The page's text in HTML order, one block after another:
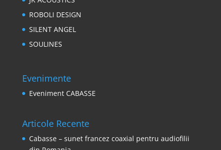
ROBOLI DESIGN
SILENT ANGEL
SOULINES
Evenimente
Eveniment CABASSE
Articole Recente
Cabasse – sunet francez coaxial pentru audiofilii